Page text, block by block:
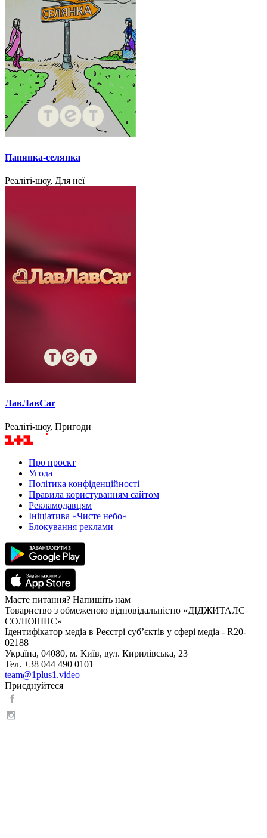
Панянка-селянка
Реаліті-шоу, Для неї
ЛавЛавCar
Реаліті-шоу, Пригоди
Про проєкт
Угода
Політика конфіденційності
Правила користуванням сайтом
Рекламодавцям
Ініціатива «Чисте небо»
Блокування реклами
Маєте питання? Напишіть нам
Товариство з обмеженою відповідальністю «ДІДЖИТАЛС
СОЛЮШНС»
Ідентифікатор медіа в Реєстрі суб’єктів у сфері медіа - R20-
02188
Україна, 04080, м. Київ, вул. Кирилівська, 23
Тел. +38 044 490 0101
team@1plus1.video
Приєднуйтеся